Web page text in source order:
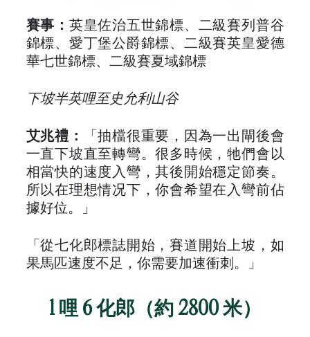
賽事： 英皇佐治五世錦標、二級賽列普谷
錦標、愛丁堡公爵錦標、二級賽英皇愛德
華七世錦標、二級賽夏域錦標
下坡半英哩至史允利山谷
艾兆禮：
「抽檔很重要，因為一出閘後會
一直下坡直至轉彎。很多時候，牠們會以
相當快的速度入彎，其後開始穩定節奏。
所以在理想情况下，你會希望在入彎前佔
據好位。」
「從七化郎標誌開始，賽道開始上坡，如
果馬匹速度不足，你需要加速衝刺。」
1 哩 6 化郎（約 2800 米）